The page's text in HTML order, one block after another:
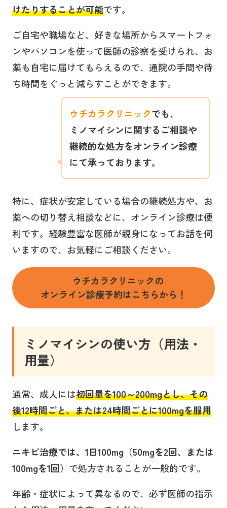
けたりすることが可能です。
ご自宅や職場など、好きな場所からスマートフォ
ンやパソコンを使って医師の診察を受けられ、お
薬も自宅に届けてもらえるので、通院の手間や待
ち時間をぐっと減らすことができます。
ウチカラクリニックでも、
ミノマイシンに関するご相談や
継続的な処方をオンライン診療
にて承っております。
特に、症状が安定している場合の継続処方や、お
薬への切り替え相談などに、オンライン診療は便
利です。経験豊富な医師が親身になってお話を伺
いますので、お気軽にご相談ください。
ウチカラクリニックの
オンライン診療予約はこちらから！
ミノマイシンの使い方（用法・
用量）
通常、成人には初回量を100～200mgとし、その
後12時間ごと、または24時間ごとに100mgを服用
します。
ニキビ治療では、1日100mg（50mgを2回、または
100mgを1回） で処方されることが一般的です。
年齢・症状によって異なるので、必ず医師の指示